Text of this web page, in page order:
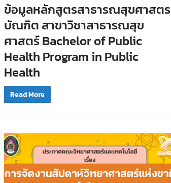
ข้อมูลหลักสูตรสาธารณสุขศาสตร
บัณฑิต สาขาวิชาสาธารณสุข
ศาสตร์ Bachelor of Public
Health Program in Public
Health
Read More